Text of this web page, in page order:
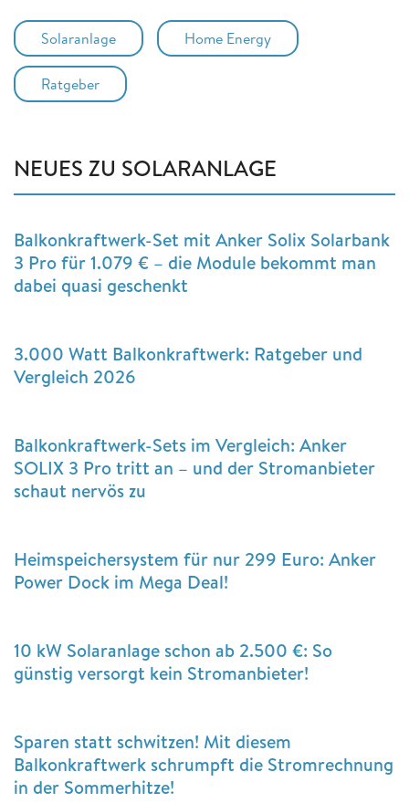
Solaranlage Home Energy
Ratgeber
NEUES ZU SOLARANLAGE
Balkonkraftwerk-Set mit Anker Solix Solarbank
3 Pro für 1.079 € – die Module bekommt man
dabei quasi geschenkt
3.000 Watt Balkonkraftwerk: Ratgeber und
Vergleich 2026
Balkonkraftwerk-Sets im Vergleich: Anker
SOLIX 3 Pro tritt an – und der Stromanbieter
schaut nervös zu
Heimspeichersystem für nur 299 Euro: Anker
Power Dock im Mega Deal!
10 kW Solaranlage schon ab 2.500 €: So
günstig versorgt kein Stromanbieter!
Sparen statt schwitzen! Mit diesem
Balkonkraftwerk schrumpft die Stromrechnung
in der Sommerhitze!